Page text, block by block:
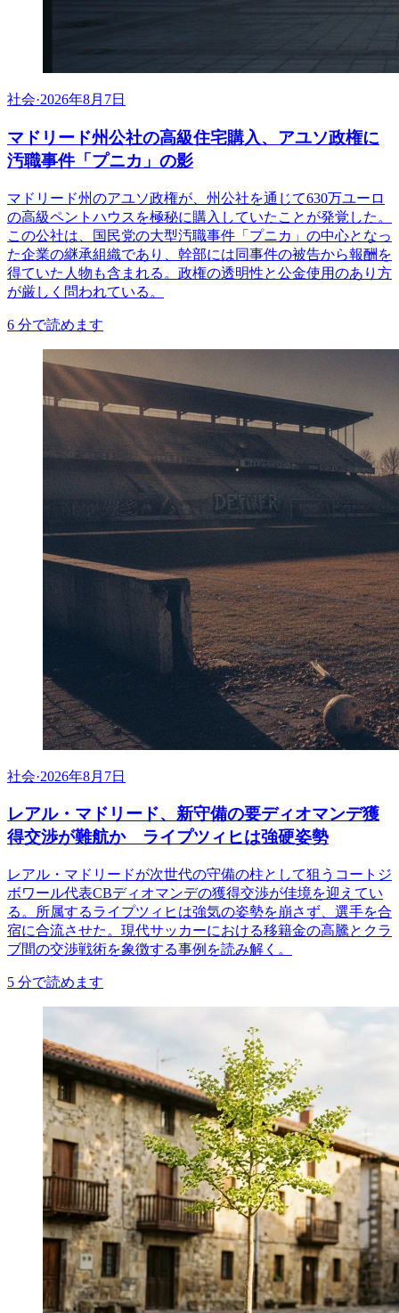
社会·2026年8月7日
マドリード州公社の高級住宅購入、アユソ政権に
汚職事件「プニカ」の影
マドリード州のアユソ政権が、州公社を通じて630万ユーロ
の高級ペントハウスを極秘に購入していたことが発覚した。
この公社は、国民党の大型汚職事件「プニカ」の中心となっ
た企業の継承組織であり、幹部には同事件の被告から報酬を
得ていた人物も含まれる。政権の透明性と公金使用のあり方
が厳しく問われている。
6 分で読めます
社会·2026年8月7日
レアル・マドリード、新守備の要ディオマンデ獲
得交渉が難航か ライプツィヒは強硬姿勢
レアル・マドリードが次世代の守備の柱として狙うコートジ
ボワール代表CBディオマンデの獲得交渉が佳境を迎えてい
る。所属するライプツィヒは強気の姿勢を崩さず、選手を合
宿に合流させた。現代サッカーにおける移籍金の高騰とクラ
ブ間の交渉戦術を象徴する事例を読み解く。
5 分で読めます